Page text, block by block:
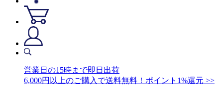
営業日の15時まで即日出荷
6,000円以上のご購入で送料無料！ポイント1%還元 >>